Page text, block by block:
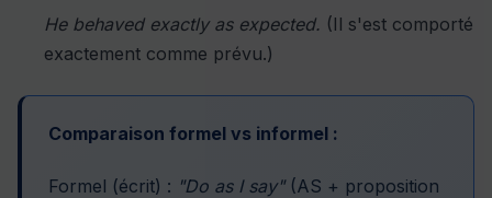
He behaved exactly as expected. (Il s'est comporté
exactement comme prévu.)
Comparaison formel vs informel :
Formel (écrit) : "Do as I say"(AS + proposition